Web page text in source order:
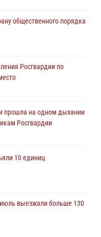
общественного порядка
Росгвардии по
прошла на одном дыхании
Росгвардии
10 единиц
выезжали больше 130